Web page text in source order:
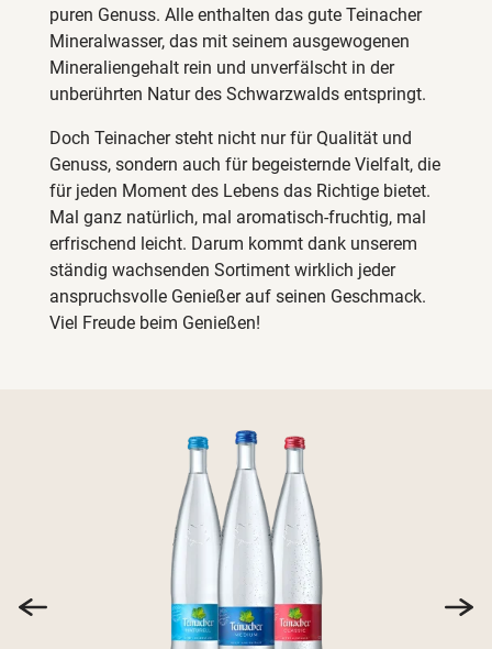
puren Genuss. Alle enthalten das gute Teinacher
Mineralwasser, das mit seinem ausgewogenen
Mineraliengehalt rein und unverfälscht in der
unberührten Natur des Schwarzwalds entspringt.
Doch Teinacher steht nicht nur für Qualität und
Genuss, sondern auch für begeisternde Vielfalt, die
für jeden Moment des Lebens das Richtige bietet.
Mal ganz natürlich, mal aromatisch-fruchtig, mal
erfrischend leicht. Darum kommt dank unserem
ständig wachsenden Sortiment wirklich jeder
anspruchsvolle Genießer auf seinen Geschmack.
Viel Freude beim Genießen!